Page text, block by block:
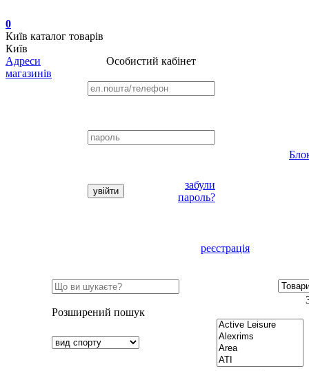
0
Київ каталог товарів
Київ
Адреси
магазинів
Особистий кабінет
забули
пароль?
реєстрація
Розширений пошук